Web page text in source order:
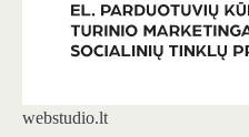
webstudio.lt